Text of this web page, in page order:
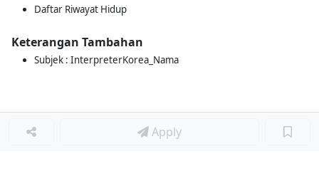
Daftar Riwayat Hidup
Keterangan Tambahan
Subjek : InterpreterKorea_Nama
Apply